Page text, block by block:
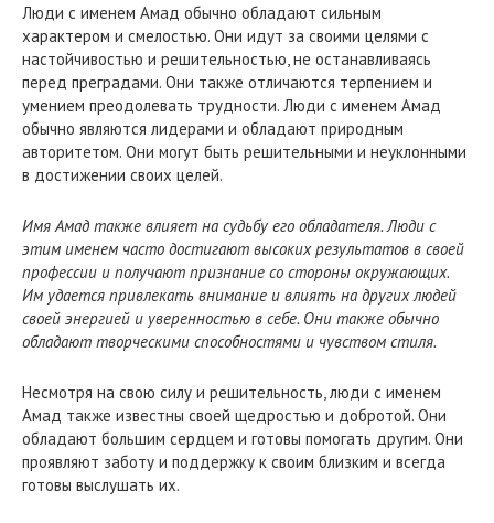
Люди с именем Амад обычно обладают сильным
характером и смелостью. Они идут за своими целями с
настойчивостью и решительностью, не останавливаясь
перед преградами. Они также отличаются терпением и
умением преодолевать трудности. Люди с именем Амад
обычно являются лидерами и обладают природным
авторитетом. Они могут быть решительными и неуклонными
в достижении своих целей.
Имя Амад также влияет на судьбу его обладателя. Люди с
этим именем часто достигают высоких результатов в своей
профессии и получают признание со стороны окружающих.
Им удается привлекать внимание и влиять на других людей
своей энергией и уверенностью в себе. Они также обычно
обладают творческими способностями и чувством стиля.
Несмотря на свою силу и решительность, люди с именем
Амад также известны своей щедростью и добротой. Они
обладают большим сердцем и готовы помогать другим. Они
проявляют заботу и поддержку к своим близким и всегда
готовы выслушать их.